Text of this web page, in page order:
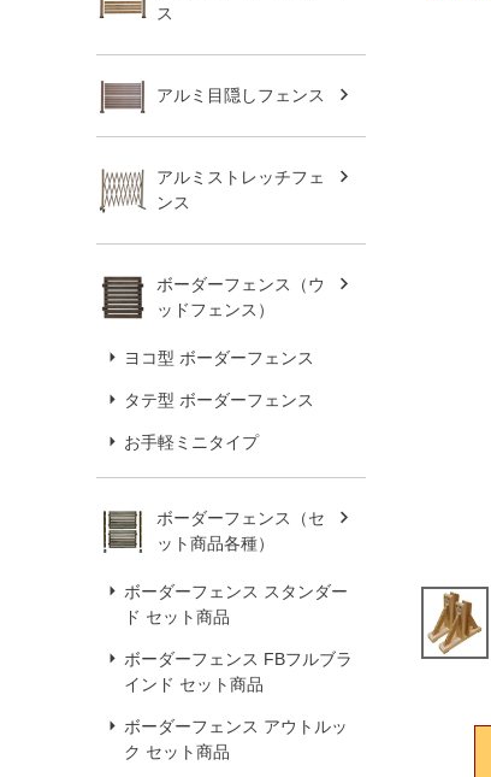
ス
アルミ目隠しフェンス
アルミストレッチフェ
ンス
ボーダーフェンス（ウ
ッドフェンス）
ヨコ型 ボーダーフェンス
タテ型 ボーダーフェンス
お手軽ミニタイプ
ボーダーフェンス（セ
ット商品各種）
ボーダーフェンス スタンダー
ド セット商品
ボーダーフェンス FBフルブラ
インド セット商品
ボーダーフェンス アウトルッ
ク セット商品